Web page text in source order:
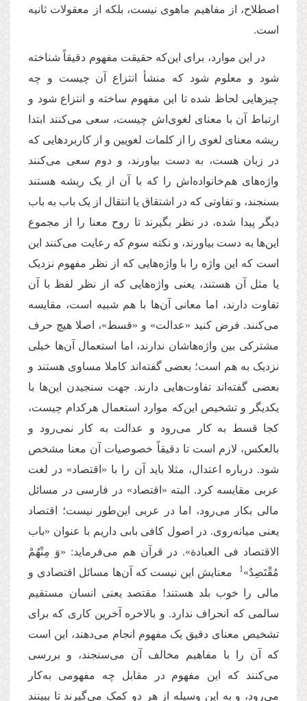
اصطلاح، از مفاهیم ماهوی نیست، بلکه از معقولات ثانیه
است.
در این موارد، برای اینکه حقیقت مفهوم دقیقاً شناخته
شود و معلوم شود که منشأ انتزاع آن چیست و چه
چیزهایی لحاظ شده تا این مفهوم ساخته و انتزاع شود و
ارتباط آن با معنای لغوی اش چیست، سعی میکنند ابتدا
ریشه معنای لغوی را از کلمات لغویین و از کاربردهایی که
در زبان هست، به دست بیاورند، و دوم سعی میکنند
واژههای همخانواده اش را که با آن از یک ریشه هستند
بسنجند، و تفاوتی که در اشتقاق یا انتقال از یک باب به باب
دیگر پیدا شده، در نظر بگیرند تا روح معنا را از مجموع
اینها به دست بیاورند، و نکته سوم که رعایت میکنند این
است که این واژه را با واژههایی که از نظر مفهوم نزدیک
یا مثل آن هستند، یعنی واژههایی که از نظر لفظ با آن
تفاوت دارند، اما معانی آنها با هم شبیه است، مقایسه
میکنند. فرض کنید «عدالت» و «قسط»، اصلا هیچ حرف
مشترکی بین واژههاشان ندارند، اما استعمال آنها خیلی
نزدیک به هم است؛ بعضی گفته اند کاملا مساوی هستند و
بعضی گفته اند تفاوتهایی دارند. جهت سنجیدن اینها با
یکدیگر و تشخیص اینکه موارد استعمال هرکدام چیست،
کجا قسط به کار میرود و عدالت به کار نمیرود و
بالعکس، لازم است تا دقیقاً خصوصیات آن معنا مشخص
شود. درباره اعتدال، مثلا باید آن را با «اقتصاد» در لغت
عربی مقایسه کرد. البته «اقتصاد» در فارسی در مسائل
مالی بكار میرود، اما در عربی اینطور نیست؛ اقتصاد
یعنی میانهروی. در اصول کافی بابی داریم با عنوان «باب
الاقتصاد فی العبادة». در قرآن هم میفرماید: «وَ مِنْهُمْ
مُقْتَصِدٌ»1 معنایش این نیست که آنها مسائل اقتصادی و
مالی را خوب بلد هستند! مقتصد یعنی انسان مستقیم
سالمی که انحراف ندارد. و بالاخره آخرین کاری که برای
تشخیص معنای دقیق یک مفهوم انجام میدهند، این است
که آن را با مفاهیم مخالف آن میسنجند، و بررسی
میکنند که این مفهوم در مقابل چه مفهومی بهكار
میرود، و به این وسیله از هر دو کمک میگیرند تا ببینند